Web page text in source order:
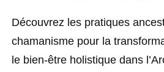
Découvrez les pratiques
chamanisme pour la
le bien-être holistique dans